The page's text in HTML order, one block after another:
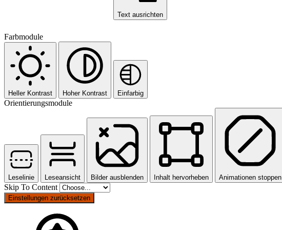
Text ausrichten
Farbmodule
Heller Kontrast Hoher Kontrast Einfarbig
Orientierungsmodule
Leselinie Leseansicht Bilder ausblenden Inhalt hervorheben Animationen stoppen
Skip To Content
Einstellungen zurücksetzen